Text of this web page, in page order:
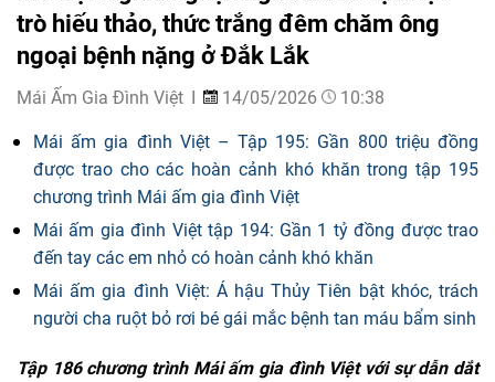
trò hiếu thảo, thức trắng đêm chăm ông
ngoại bệnh nặng ở Đắk Lắk
Mái Ấm Gia Đình Việt 14/05/2026
10:38
Mái ấm gia đình Việt – Tập 195: Gần 800 triệu đồng
được trao cho các hoàn cảnh khó khăn trong tập 195
chương trình Mái ấm gia đình Việt
Mái ấm gia đình Việt tập 194: Gần 1 tỷ đồng được trao
đến tay các em nhỏ có hoàn cảnh khó khăn
Mái ấm gia đình Việt: Á hậu Thủy Tiên bật khóc, trách
người cha ruột bỏ rơi bé gái mắc bệnh tan máu bẩm sinh
Tập 186 chương trình Mái ấm gia đình Việt với sự dẫn dắt